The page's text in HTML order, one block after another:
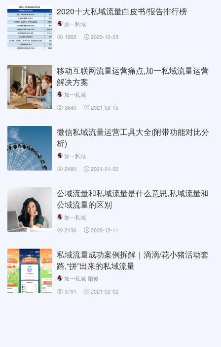
2020十大私域流量白皮书/报告排行榜
加一私域
1992
2020-12-23
移动互联网流量运营痛点,加一私域流量运营
解决方案
加一私域
3640
2021-03-15
微信私域流量运营工具大全(附带功能对比分
析)
加一私域
2480
2021-01-02
公域流量和私域流量是什么意思,私域流量和
公域流量的区别
加一私域
2136
2020-12-11
私域流量成功案例拆解｜滴滴/花小猪活动套
路,“拼”出来的私域流量
加一私域-阳俊
3791
2021-02-02